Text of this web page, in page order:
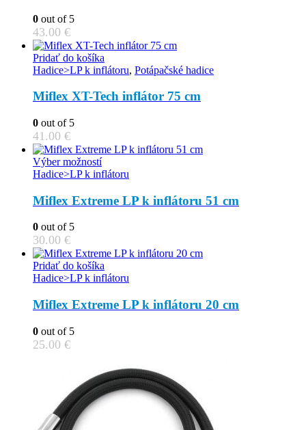
0 out of 5
43.00 €
Pridať do košíka
Hadice>LP k inflátoru, Potápačské hadice
Miflex XT-Tech inflátor 75 cm
0 out of 5
41.00 €
Výber možnostíThis
product
multiple
variants.
may
be
chosen
on
product
Hadice>LP k inflátoru
Miflex Extreme LP k inflátoru 51 cm
0 out of 5
30.00 €
Pridať do košíka
Hadice>LP k inflátoru
Miflex Extreme LP k inflátoru 20 cm
0 out of 5
25.00 €